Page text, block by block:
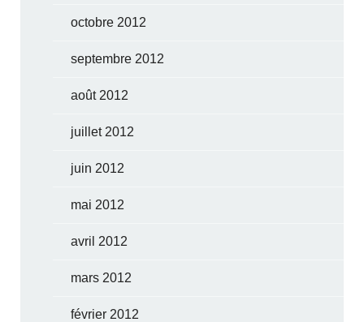
octobre 2012
septembre 2012
août 2012
juillet 2012
juin 2012
mai 2012
avril 2012
mars 2012
février 2012